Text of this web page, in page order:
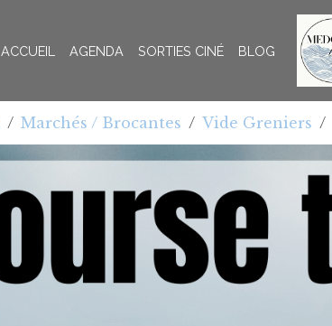
ACCUEIL AGENDA SORTIES CINÉ BLOG
Marchés / Brocantes Vide Greniers